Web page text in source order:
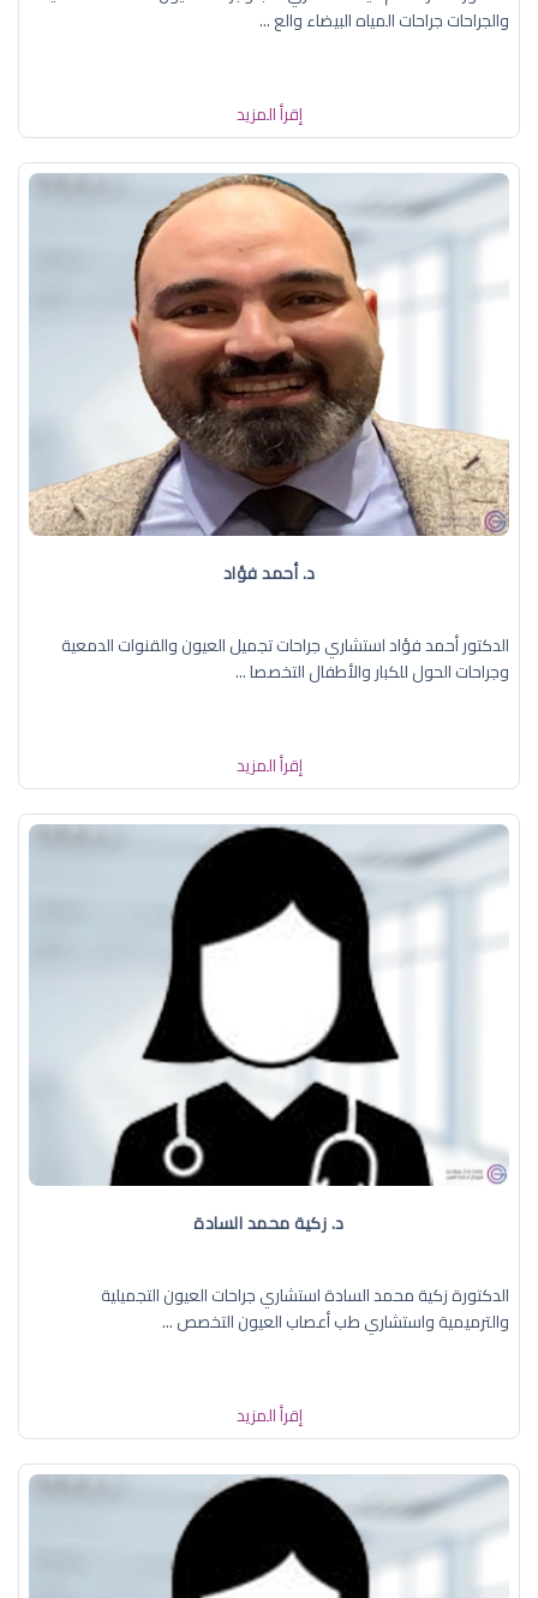
والجراحات جراحات المياه البيضاء والع ...
إقرأ المزيد
د. أحمد فؤاد
الدكتور أحمد فؤاد استشاري جراحات تجميل العيون والقنوات الدمعية
وجراحات الحول للكبار والأطفال التخصصا ...
إقرأ المزيد
د. زكية محمد السادة
الدكتورة زكية محمد السادة استشاري جراحات العيون التجميلية
والترميمية واستشاري طب أعصاب العيون التخصص ...
إقرأ المزيد